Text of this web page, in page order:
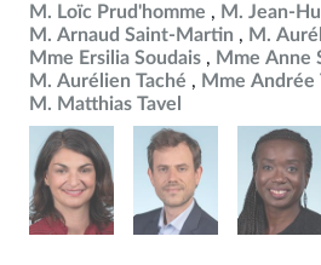
M. Loïc Prud'homme
M. Jean-
M. Arnaud Saint-Martin
M.
Mme Ersilia Soudais
Mme Anne
M. Aurélien Taché
Mme Andrée
M. Matthias Tavel